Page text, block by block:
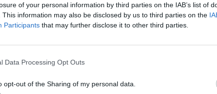
of your personal information by third parties on the IAB’s list of
This information may also be disclosed by us to third parties on the
Participants that may further disclose it to other third parties.
Data Processing Opt Outs
opt-out of the Sharing of my personal data.
este artículo?
newsletter y recibe cada dia
legales